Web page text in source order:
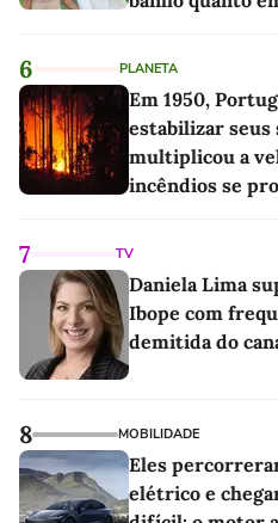
6 PLANETA
Em 1950,
estabilizar seus
multiplicou a
incêndios se
7 TV
Daniela Lima
Ibope com
demitida do
8 MOBILIDADE
Eles
elétrico e